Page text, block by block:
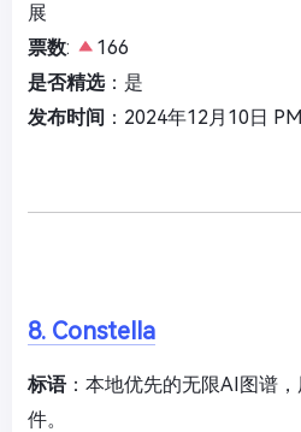
展
票数:
166
是否精选：是
发布时间 ：2024年12月10日
8. Constella
标语：本地优先的无限AI图谱
件。